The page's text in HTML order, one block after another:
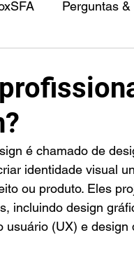
Perguntas
identidade visual
ou produto. Eles
incluindo design
(UX) e design